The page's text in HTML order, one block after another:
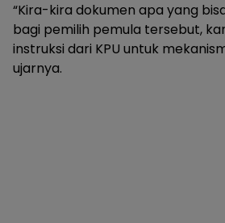
“Kira-kira dokumen apa yang
bagi pemilih pemula tersebut,
instruksi dari KPU untuk
ujarnya.